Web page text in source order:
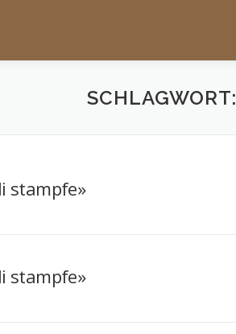
SCHLAGWORT:
stampfe»
stampfe»